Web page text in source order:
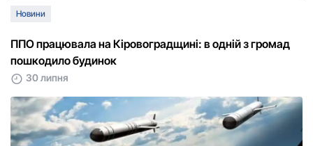
Новини
ППО працювала на Кіровоградщині: в одній з громад
пошкодило будинок
30 липня